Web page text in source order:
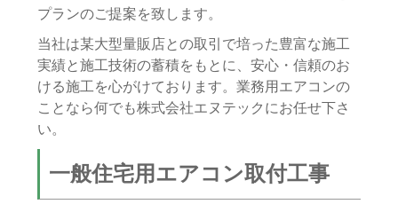
プランのご提案を致します。
当社は某大型量販店との取引で培った豊富な施工
実績と施工技術の蓄積をもとに、安心・信頼のお
ける施工を心がけております。業務用エアコンの
ことなら何でも株式会社エヌテックにお任せ下さ
い。
一般住宅用エアコン取付工事